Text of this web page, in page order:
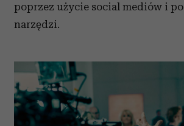
poprzez użycie social mediów i
narzędzi.